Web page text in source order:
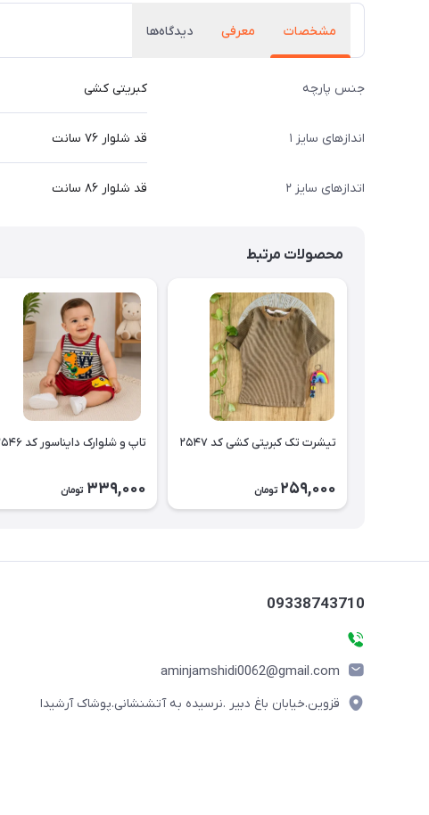
مشخصات معرفی دیدگاه‌ها
جنس پارچه کبریتی کشی
اندازهای سایز ۱ قد شلوار ۷۶ سانت
اتدازهای سایز ۲ قد شلوار ۸۶ سانت
محصولات مرتبط
تیشرت تک کبریتی کشی کد ۲۵۴۷
259,000 تومان
تاپ و شلوارک دایناسور کد ۲۵۴۶
339,000 تومان
09338743710
aminjamshidi0062@gmail.com
قزوین.خیابان باغ دبیر .نرسیده به آتشنشانی.پوشاک آرشیدا